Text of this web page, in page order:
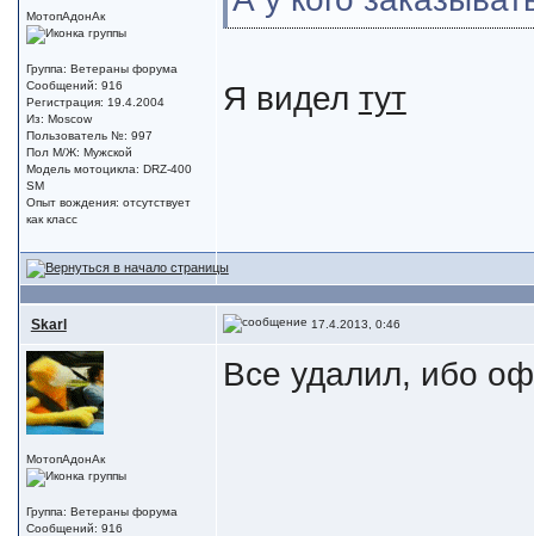
МотопАдонАк
Группа: Ветераны форума
Сообщений: 916
Регистрация: 19.4.2004
Из: Moscow
Пользователь №: 997
Пол М/Ж: Мужской
Модель мотоцикла: DRZ-400
SM
Опыт вождения: отсутствует
как класс
Я видел тут
Skarl 17.4.2013, 0:46
МотопАдонАк
Группа: Ветераны форума
Сообщений: 916
Все удалил, ибо